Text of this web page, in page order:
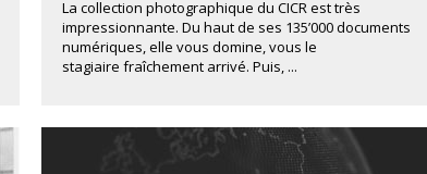
La collection photographique du CICR est très
impressionnante. Du haut de ses 135’000 documents
numériques, elle vous domine, vous le
stagiaire fraîchement arrivé. Puis, ...